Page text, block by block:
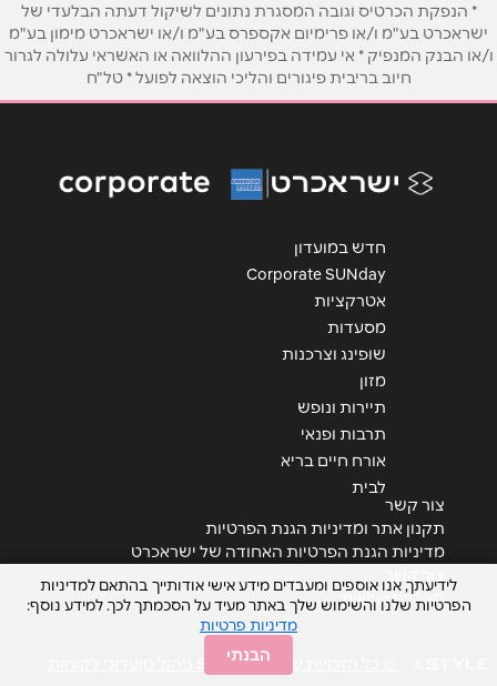
טלפון*
נושא*
הודעה*
* הנפקת הכרטיס וגובה המסגרת נתונים לשיקול דעתה הבלעדי של
ישראכרט בע"מ ו/או פרימיום אקספרס בע"מ ו/או ישראכרט מימון בע"מ
ו/או הבנק המנפיק * אי עמידה בפירעון ההלוואה או האשראי עלולה לגרור
חיוב בריבית פיגורים והליכי הוצאה לפועל * טל"ח
חדש במועדון
Corporate SUNday
אטרקציות
מסעדות
שופינג וצרכנות
מזון
תיירות ונופש
תרבות ופנאי
אורח חיים בריא
לבית
צור קשר
תקנון אתר ומדיניות הגנת הפרטיות
מדיניות הגנת הפרטיות האחודה של ישראכרט
הצהרת נגישות
© כל הזכויות שמורות STYLE ניהול מועדוני לקוחות
לידיעתך, אנו אוספים ומעבדים מידע אישי אודותייך בהתאם למדיניות
הפרטיות שלנו והשימוש שלך באתר מעיד על הסכמתך לכך. למידע נוסף:
מדיניות פרטיות
הבנתי